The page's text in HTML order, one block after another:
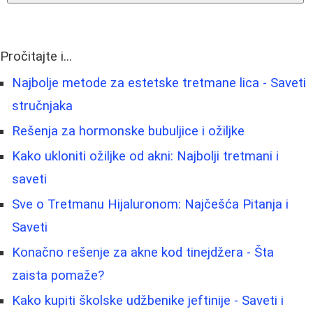
Pročitajte i...
Najbolje metode za estetske tretmane lica - Saveti
stručnjaka
Rešenja za hormonske bubuljice i ožiljke
Kako ukloniti ožiljke od akni: Najbolji tretmani i
saveti
Sve o Tretmanu Hijaluronom: Najčešća Pitanja i
Saveti
Konačno rešenje za akne kod tinejdžera - Šta
zaista pomaže?
Kako kupiti školske udžbenike jeftinije - Saveti i